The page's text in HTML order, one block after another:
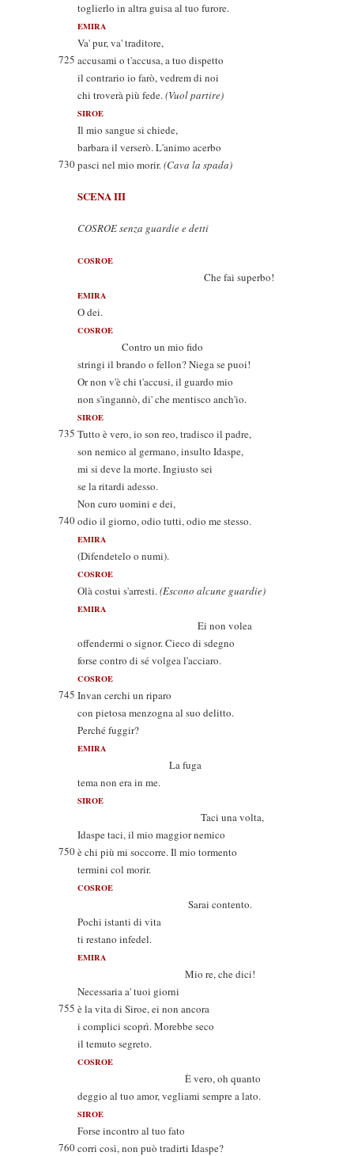
toglierlo in altra guisa al tuo furore.
EMIRA
Va' pur, va' traditore,
725 accusami o t'accusa, a tuo dispetto
il contrario io farò, vedrem di noi
chi troverà più fede.(Vuol partire)
SIROE
Il mio sangue si chiede,
barbara il verserò. L'animo acerbo
730pasci nel mio morir.(Cava la spada)
SCENA III
COSROE senza guardie e detti
COSROE
Che fai superbo!
EMIRA
O dei.
COSROE
Contro un mio fido
stringi il brando o fellon? Niega se puoi!
Or non v'è chi t'accusi, il guardo mio
non s'ingannò, di' che mentisco anch'io.
SIROE
735 Tutto è vero, io son reo, tradisco il padre,
son nemico al germano, insulto Idaspe,
mi si deve la morte. Ingiusto sei
se la ritardi adesso.
Non curo uomini e dei,
740odio il giorno, odio tutti, odio me stesso.
EMIRA
(Difendetelo o numi).
COSROE
Olà costui s'arresti.(Escono alcune guardie)
EMIRA
Ei non volea
offendermi o signor. Cieco di sdegno
forse contro di sé volgea l'acciaro.
COSROE
745 Invan cerchi un riparo
con pietosa menzogna al suo delitto.
Perché fuggir?
EMIRA
La fuga
tema non era in me.
SIROE
Taci una volta,
Idaspe taci, il mio maggior nemico
750è chi più mi soccorre. Il mio tormento
termini col morir.
COSROE
Sarai contento.
Pochi istanti di vita
ti restano infedel.
EMIRA
Mio re, che dici!
Necessaria a' tuoi giorni
755 è la vita di Siroe, ei non ancora
i complici scoprì. Morebbe seco
il temuto segreto.
COSROE
È vero, oh quanto
deggio al tuo amor, vegliami sempre a lato.
SIROE
Forse incontro al tuo fato
760corri così, non può tradirti Idaspe?